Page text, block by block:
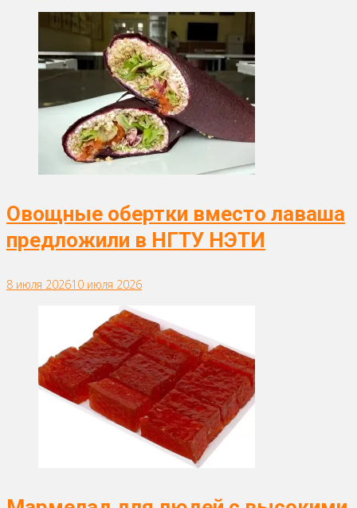
Овощные обертки вместо лаваша
предложили в НГТУ НЭТИ
8 июля 202610 июля 2026